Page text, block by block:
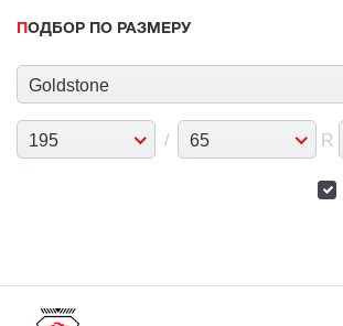
ПОДБОР ПО РАЗМЕРУ
Goldstone
195 / 65 R